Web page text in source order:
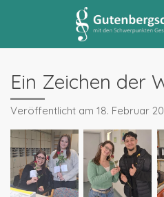
springen
Ein Zeichen der
Veröffentlicht am 18. Februar